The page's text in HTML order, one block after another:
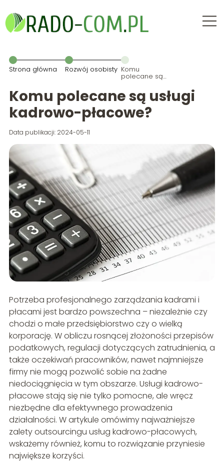
Strona główna Rozwój osobisty Komu
polecane są
płacowe?
Komu polecane są usługi
kadrowo-płacowe?
Data publikacji: 2024-05-11
Potrzeba profesjonalnego zarządzania kadrami i
płacami jest bardzo powszechna – niezależnie czy
chodzi o małe przedsiębiorstwo czy o wielką
korporację. W obliczu rosnącej złożoności przepisów
podatkowych, regulacji dotyczących zatrudnienia, a
także oczekiwań pracowników, nawet najmniejsze
firmy nie mogą pozwolić sobie na żadne
niedociągnięcia w tym obszarze. Usługi kadrowo-
płacowe stają się nie tylko pomocne, ale wręcz
niezbędne dla efektywnego prowadzenia
działalności. W artykule omówimy najważniejsze
zalety outsourcingu usług kadrowo-płacowych,
wskażemy również, komu to rozwiązanie przyniesie
największe korzyści.